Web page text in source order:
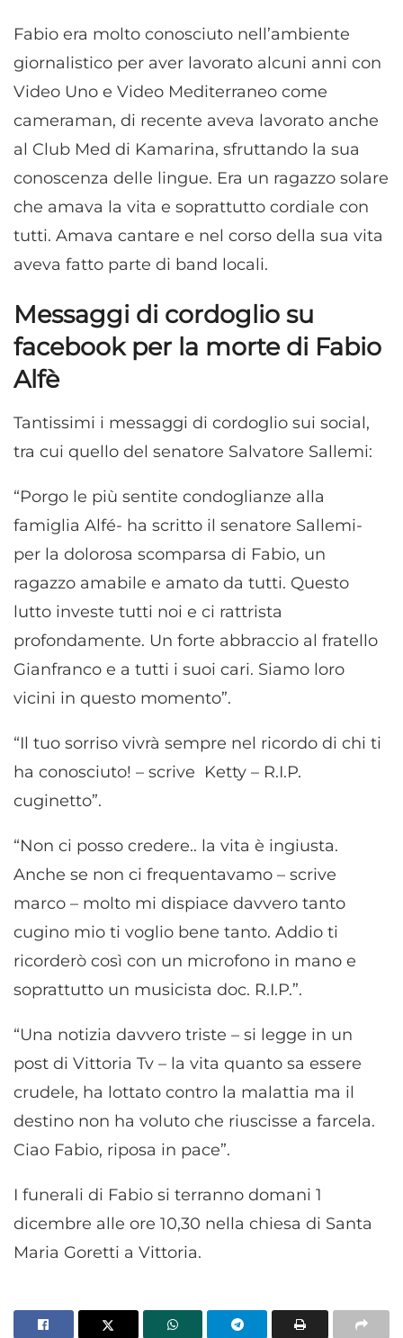
Fabio era molto conosciuto nell’ambiente
giornalistico per aver lavorato alcuni anni con
Video Uno e Video Mediterraneo come
cameraman, di recente aveva lavorato anche
al Club Med di Kamarina, sfruttando la sua
conoscenza delle lingue. Era un ragazzo solare
che amava la vita e soprattutto cordiale con
tutti. Amava cantare e nel corso della sua vita
aveva fatto parte di band locali.
Messaggi di cordoglio su
facebook per la morte di Fabio
Alfè
Tantissimi i messaggi di cordoglio sui social,
tra cui quello del senatore Salvatore Sallemi:
“Porgo le più sentite condoglianze alla
famiglia Alfé- ha scritto il senatore Sallemi-
per la dolorosa scomparsa di Fabio, un
ragazzo amabile e amato da tutti. Questo
lutto investe tutti noi e ci rattrista
profondamente. Un forte abbraccio al fratello
Gianfranco e a tutti i suoi cari. Siamo loro
vicini in questo momento”.
“Il tuo sorriso vivrà sempre nel ricordo di chi ti
ha conosciuto! – scrive Ketty – R.I.P.
cuginetto”.
“Non ci posso credere.. la vita è ingiusta.
Anche se non ci frequentavamo – scrive
marco – molto mi dispiace davvero tanto
cugino mio ti voglio bene tanto. Addio ti
ricorderò così con un microfono in mano e
soprattutto un musicista doc. R.I.P.”.
“Una notizia davvero triste – si legge in un
post di Vittoria Tv – la vita quanto sa essere
crudele, ha lottato contro la malattia ma il
destino non ha voluto che riuscisse a farcela.
Ciao Fabio, riposa in pace”.
I funerali di Fabio si terranno domani 1
dicembre alle ore 10,30 nella chiesa di Santa
Maria Goretti a Vittoria.